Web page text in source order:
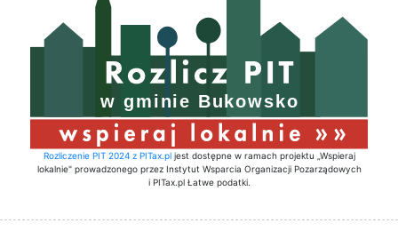
Rozliczenie PIT 2024 z PITax.pljest dostępne w ramach projektu „Wspieraj
lokalnie" prowadzonego przez Instytut Wsparcia Organizacji Pozarządowych
i PITax.pl Łatwe podatki.